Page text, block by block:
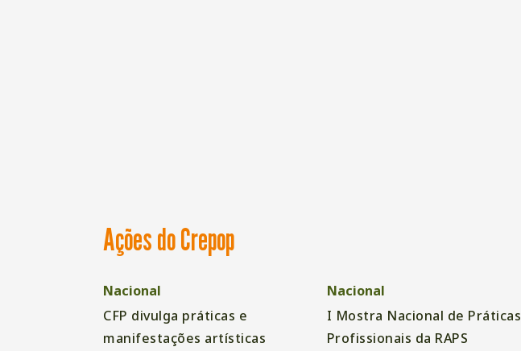
Ações do Crepop
Nacional
CFP divulga práticas e
manifestações artísticas
Nacional
I Mostra Nacional de Práticas
Profissionais da RAPS